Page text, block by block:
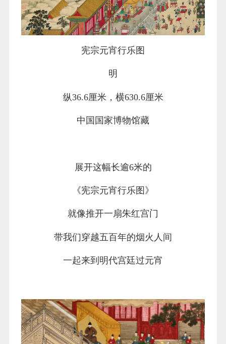
宪宗元宵行乐图
明
纵36.6厘米，横630.6厘米
中国国家博物馆藏
展开这幅长逾6米的
《宪宗元宵行乐图》
就像推开一扇朱红宫门
带我们穿越五百年的烟火人间
一起来到明代宫廷过元宵